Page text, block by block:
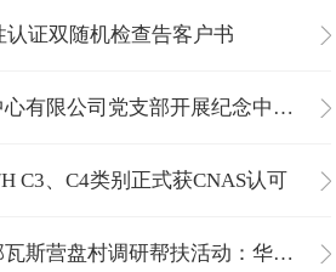
认证双随机检查告客户书
中共华亿认证中心有限公司党支部开展纪念中国共产党成立105周年主题党日活动
C3、C4类别正式获CNAS认可
民建省直八支部瓦斯营盘村调研帮扶活动：华亿认证中心爱心捐赠温暖校园